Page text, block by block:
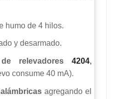
humo de 4 hilos.
y desarmado.
relevadores 4204,
consume 40 mA).
agregando el